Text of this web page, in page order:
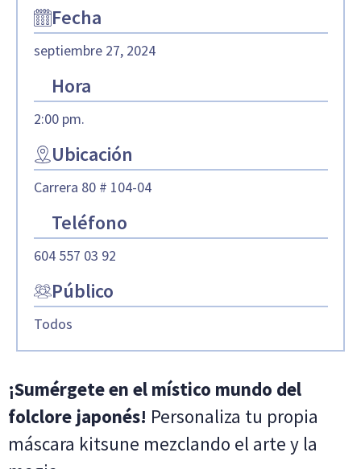
Fecha
septiembre 27, 2024
Hora
2:00 pm.
Ubicación
Carrera 80 # 104-04
Teléfono
604 557 03 92
Público
Todos
¡Sumérgete en el místico mundo del
folclore japonés! Personaliza tu propia
máscara kitsune mezclando el arte y la